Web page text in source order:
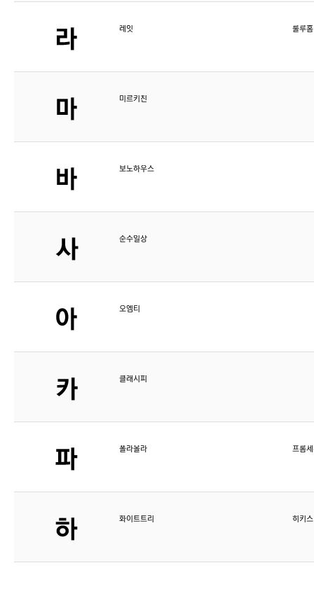
레잇 룰루홈
미르키친
보노하우스
순수일상
오엠티
클래시피
폴라올라 프롬
화이트트리 히키스